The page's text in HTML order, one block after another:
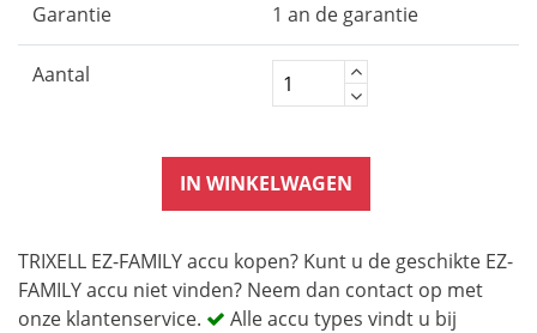
Garantie 1 an de garantie
Aantal
IN WINKELWAGEN
TRIXELL EZ-FAMILY accu kopen? Kunt u de geschikte EZ-
FAMILY accu niet vinden? Neem dan contact op met
onze klantenservice.
Alle accu types vindt u bij